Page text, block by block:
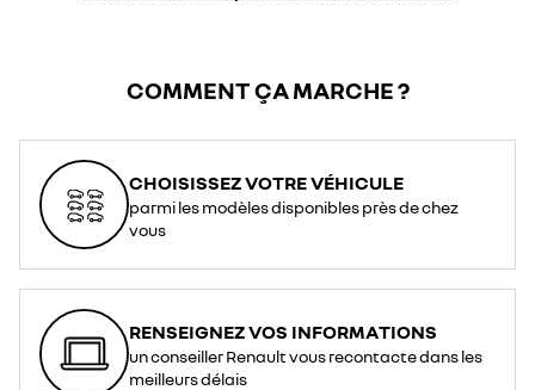
COMMENT ÇA MARCHE ?
CHOISISSEZ VOTRE VÉHICULE
parmi les modèles disponibles près de chez
vous
RENSEIGNEZ VOS INFORMATIONS
un conseiller Renault vous recontacte dans les
meilleurs délais